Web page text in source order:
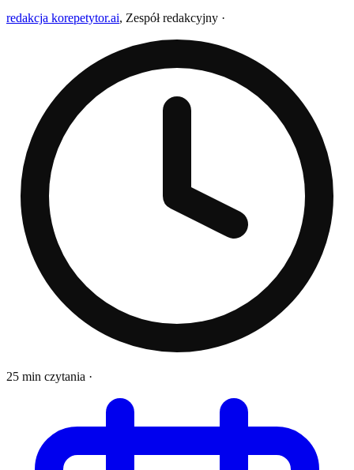
redakcja korepetytor.ai, Zespół redakcyjny ·
25 min czytania ·